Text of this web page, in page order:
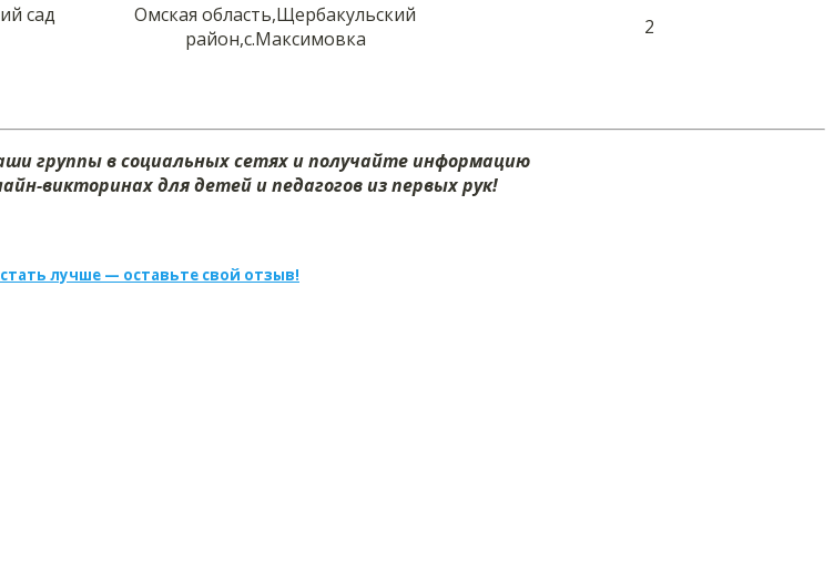
сад
Омская область,Щербакульский
район,с.Максимовка
2
группы в социальных сетях и получайте информацию
викторинах для детей и педагогов из первых рук!
лучше — оставьте свой отзыв!